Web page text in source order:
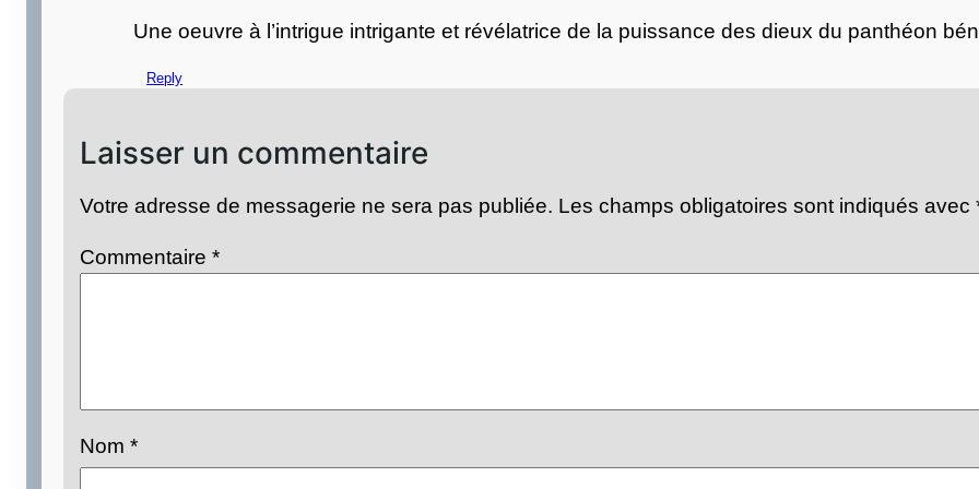
Une oeuvre à l’intrigue intrigante et révélatrice de la puissance des dieux du panthéon
Reply
Laisser un commentaire
Votre adresse de messagerie ne sera pas publiée. Les champs obligatoires sont indiqués avec
Commentaire*
Nom*